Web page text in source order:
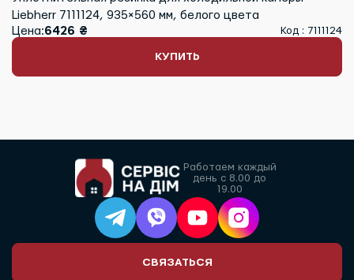
Liebherr 7111124, 935×560 мм, белого цвета
Цена:6426 ₴ Код : 7111124
КУПИТЬ
Работаем каждый
день с 8.00 до
19.00
СВЯЗАТЬСЯ